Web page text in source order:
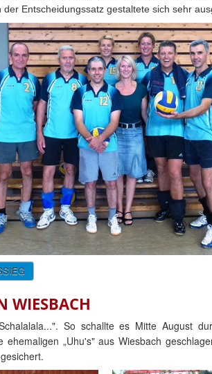
Entscheidungssatz gestaltete sich sehr
WIESBACH
So schallte es Mitte August
ehemaligen „Uhu's" aus Wiesbach